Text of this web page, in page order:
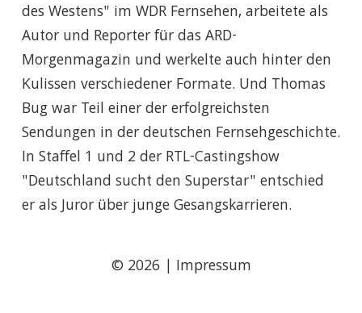
des Westens" im WDR Fernsehen, arbeitete als
Autor und Reporter für das ARD-
Morgenmagazin und werkelte auch hinter den
Kulissen verschiedener Formate. Und Thomas
Bug war Teil einer der erfolgreichsten
Sendungen in der deutschen Fernsehgeschichte.
In Staffel 1 und 2 der RTL-Castingshow
"Deutschland sucht den Superstar" entschied
er als Juror über junge Gesangskarrieren.
© 2026 | Impressum